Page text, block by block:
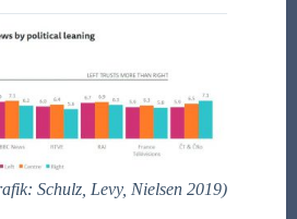
Schulz, Levy, Nielsen 2019)